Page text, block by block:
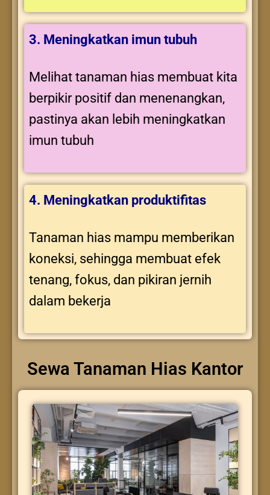
3. Meningkatkan imun tubuh
Melihat tanaman hias membuat kita
berpikir positif dan menenangkan,
pastinya akan lebih meningkatkan
imun tubuh
4. Meningkatkan produktifitas
Tanaman hias mampu memberikan
koneksi, sehingga membuat efek
tenang, fokus, dan pikiran jernih
dalam bekerja
Sewa Tanaman Hias Kantor